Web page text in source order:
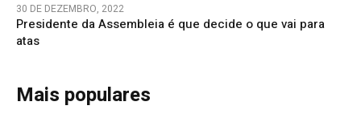
30 DE DEZEMBRO, 2022
Presidente da Assembleia é que decide o que vai para
atas
Mais populares